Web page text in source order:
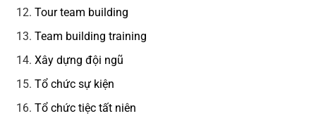
Tour team building
Team building training
Xây dựng đội ngũ
Tổ chức sự kiện
Tổ chức tiệc tất niên